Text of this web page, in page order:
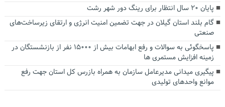
پایان ۲۰ سال انتظار برای رینگ دور شهر رشت
گام بلند استان گیلان در جهت تضمین امنیت انرژی و ارتقای زیرساخت‌های
صنعتی
پاسخگوئی به سوالات و رفع ابهامات بیش از ۱۵۰۰۰ نفر از بازنشستگان در
زمینه افزایش مستمری ها
پیگیری میدانی مدیرعامل سازمان به همراه بازرس کل استان جهت رفع
موانع واحدهای تولیدی